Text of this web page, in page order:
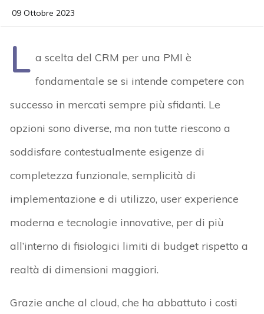
09 Ottobre 2023
L a scelta del CRM per una PMI è
fondamentale se si intende competere con
successo in mercati sempre più sfidanti. Le
opzioni sono diverse, ma non tutte riescono a
soddisfare contestualmente esigenze di
completezza funzionale, semplicità di
implementazione e di utilizzo, user experience
moderna e tecnologie innovative, per di più
all’interno di fisiologici limiti di budget rispetto a
realtà di dimensioni maggiori.
Grazie anche al cloud, che ha abbattuto i costi